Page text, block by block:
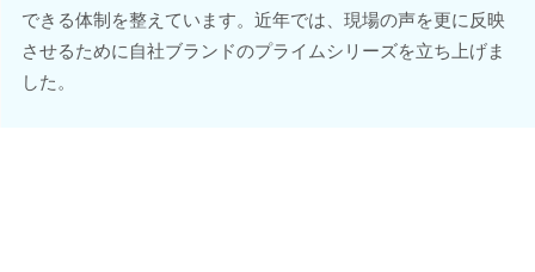
できる体制を整えています。近年では、現場の声を更に反映
させるために自社ブランドのプライムシリーズを立ち上げま
した。